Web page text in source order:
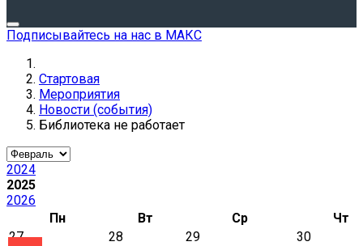
Подписывайтесь на нас в МАКС
Стартовая
Мероприятия
Новости (события)
Библиотека не работает
2024
2025
2026
Пн
Вт Ср
Чт
27
28 29
30